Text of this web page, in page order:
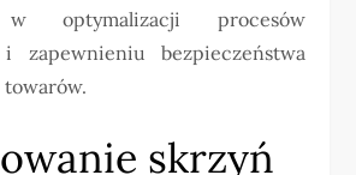
w optymalizacji procesów
zapewnieniu bezpieczeństwa
skrzyń